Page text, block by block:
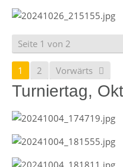
Seite 1 von 2
1 2 Vorwärts
Turniertag,